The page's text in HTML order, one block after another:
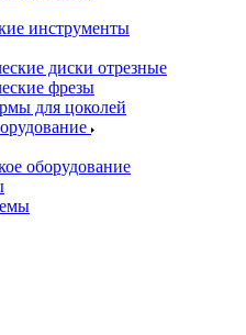
инструменты
диски отрезные
фрезы
для цоколей
оборудование